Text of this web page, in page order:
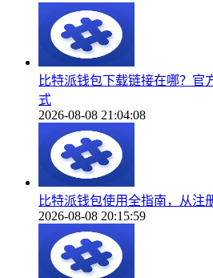
比特派钱包下载链接在哪？官
式
2026-08-08 21:04:08
比特派钱包使用全指南，从注
2026-08-08 20:15:59